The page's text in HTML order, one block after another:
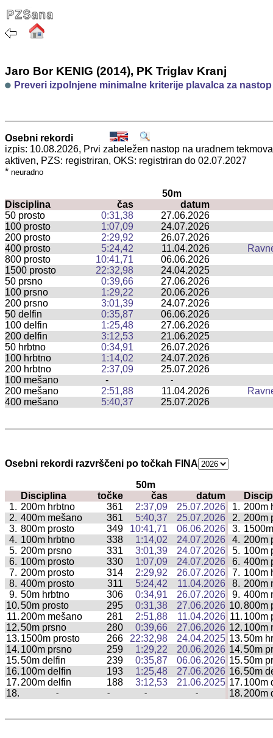
Jaro Bor KENIG (2014), PK Triglav Kranj
Preveri izpolnjene minimalne kriterije plavalca za
Osebni rekordi
izpis: 10.08.2026, Prvi zabeležen nastop na uradnem
aktiven, PZS: registriran, OKS: registriran do 02.07.2027
* neuradno
50m
Disciplina
čas
datum
50 prosto
0:31,38
27.06.2026
100 prosto
1:07,09
24.07.2026
200 prosto
2:29,92
26.07.2026
400 prosto
5:24,42 11.04.2026
800 prosto
10:41,71
06.06.2026
1500 prosto
22:32,98
24.04.2025
50 prsno
0:39,66
27.06.2026
100 prsno
1:29,22
20.06.2026
200 prsno
3:01,39
24.07.2026
50 delfin
0:35,87
06.06.2026
100 delfin
1:25,48
27.06.2026
200 delfin
3:12,53
21.06.2025
50 hrbtno
0:34,91
26.07.2026
100 hrbtno
1:14,02
24.07.2026
200 hrbtno
2:37,09
25.07.2026
100 mešano
- -
200 mešano 2:51,88 11.04.2026
400 mešano
5:40,37 25.07.2026
Osebni rekordi razvrščeni po točkah FINA
50m
Disciplina
točke čas datum
1. 200m hrbtno 361 2:37,09 25.07.2026 1. 200m
2. 400m mešano 361 5:40,37 25.07.2026 2. 200m
3. 800m prosto 349 10:41,71 06.06.2026 3.
4. 100m hrbtno 338 1:14,02 24.07.2026 4. 200m
5. 200m prsno 331 3:01,39 24.07.2026 5. 100m
6. 100m prosto 330 1:07,09 24.07.2026 6. 400m
7. 200m prosto 314 2:29,92 26.07.2026 7. 100m
8. 400m prosto 311 5:24,42 11.04.2026 8. 200m
9. 50m hrbtno 306 0:34,91 26.07.2026 9. 400m
10.50m prosto 295 0:31,38 27.06.2026 10.800m
11. 200m mešano 281 2:51,88 11.04.2026 11. 100m
12.50m prsno 280 0:39,66 27.06.2026 12. 100m
13. 1500m prosto 266 22:32,98 24.04.2025 13.50m
14. 100m prsno 259 1:29,22 20.06.2026 14.50m
15.50m delfin 239 0:35,87 06.06.2026 15.50m
16. 100m delfin 193 1:25,48 27.06.2026 16.50m
17. 200m delfin 188 3:12,53 21.06.2025 17. 100m
18.
- - - - 18. 200m